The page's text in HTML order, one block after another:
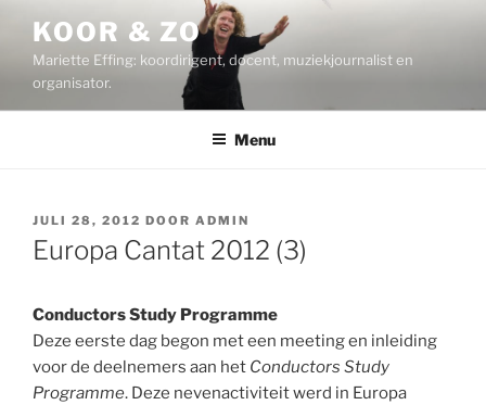
inhoud
KOOR & ZO
Mariette Effing: koordirigent, docent, muziekjournalist en
organisator.
Menu
GEPLAATST
OP
JULI 28, 2012 DOOR ADMIN
Europa Cantat 2012 (3)
Conductors Study Programme
Deze eerste dag begon met een meeting en inleiding
voor de deelnemers aan het Conductors Study
Programme. Deze nevenactiviteit werd in Europa